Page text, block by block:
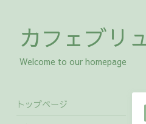
カフェブリ
Welcome to our homepage
トップページ